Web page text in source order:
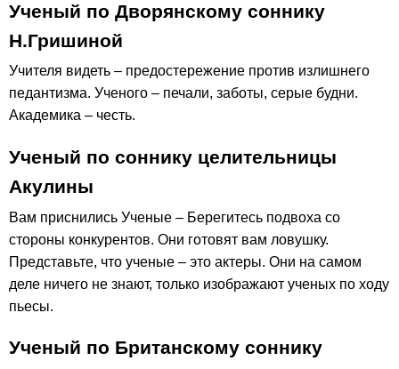
Ученый по Дворянскому соннику
Н.Гришиной
Учителя видеть – предостережение против излишнего
педантизма. Ученого – печали, заботы, серые будни.
Академика – честь.
Ученый по соннику целительницы
Акулины
Вам приснились Ученые – Берегитесь подвоха со
стороны конкурентов. Они готовят вам ловушку.
Представьте, что ученые – это актеры. Они на самом
деле ничего не знают, только изображают ученых по ходу
пьесы.
Ученый по Британскому соннику